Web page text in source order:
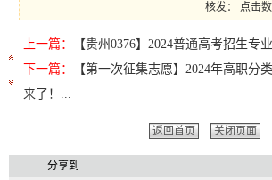
核发： 点击
上一篇：
【贵州0376】2024普通高考招生专
下一篇：
【第一次征集志愿】2024年高职分
来了！...
返回首页 关闭页面
分享到